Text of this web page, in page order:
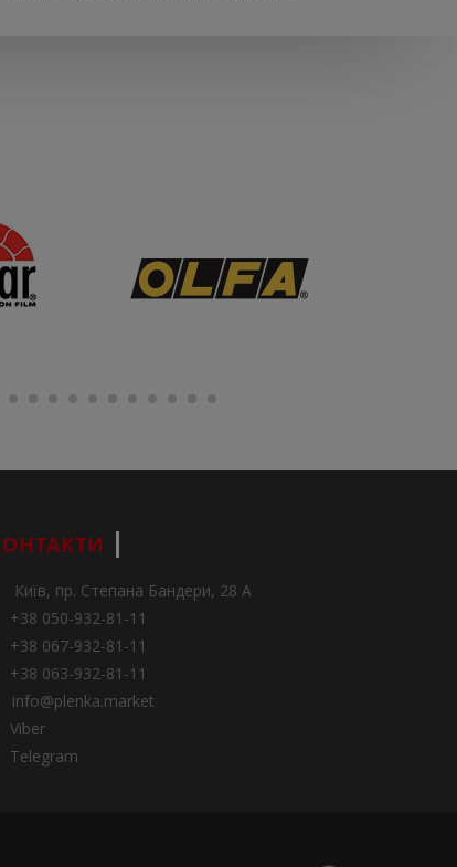
Київ, пр. Степана Бандери, 28 А
+38 050-932-81-11
+38 067-932-81-11
+38 063-932-81-11
info@plenka.market
Viber
Telegram